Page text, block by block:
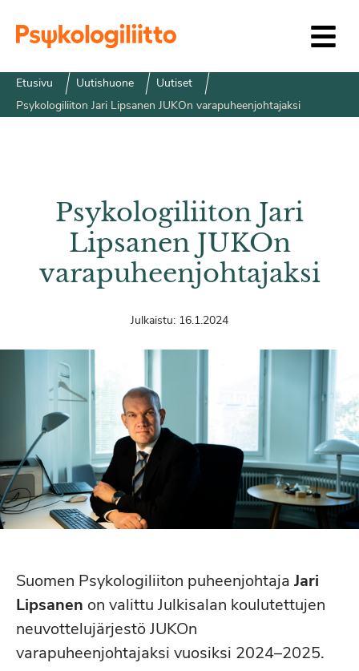
Etusivu Uutishuone
Uutiset
Psykologiliiton Jari Lipsanen JUKOn varapuheenjohtajaksi
Psykologiliiton Jari
Lipsanen JUKOn
varapuheenjohtajaksi
Julkaistu: 16.1.2024
Suomen Psykologiliiton puheenjohtaja Jari
Lipsanen on valittu Julkisalan koulutettujen
neuvottelujärjestö JUKOn
varapuheenjohtajaksi vuosiksi 2024–2025.